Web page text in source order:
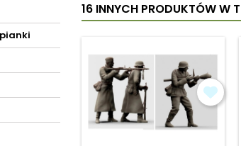
16 INNYCH PRODUKTÓW W